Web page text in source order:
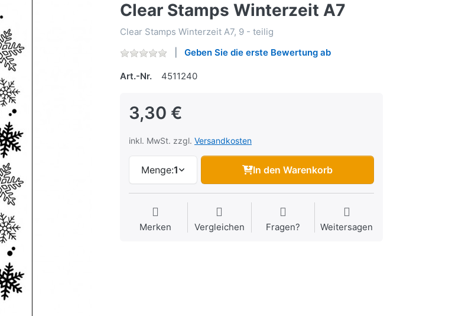
Clear Stamps Winterzeit A7
Clear Stamps Winterzeit A7, 9 - teilig
Geben Sie die erste Bewertung ab
Art.-Nr. 4511240
3,30 €
inkl. MwSt. zzgl. Versandkosten
Menge:1 In den Warenkorb
Merken Vergleichen Fragen? Weitersagen